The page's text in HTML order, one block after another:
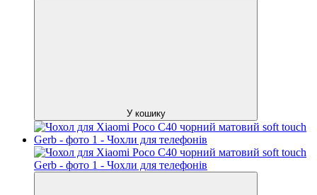
У кошику